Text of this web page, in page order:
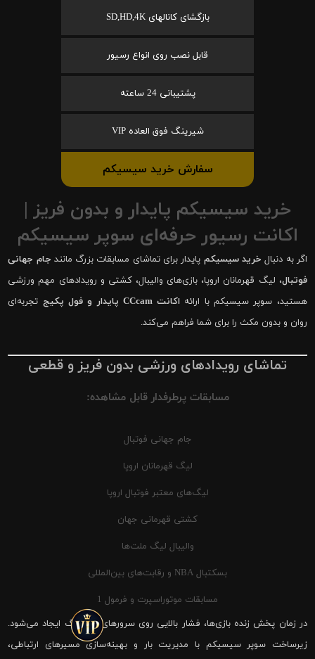
بازگشای کانالهای SD,HD,4K
قابل نصب روی انواع رسیور
پشتیبانی 24 ساعته
شیرینگ فوق العاده VIP
سفارش خرید سیسیکم
خرید سیسیکم پایدار و بدون فریز |
اکانت رسیور حرفه‌ای سوپر سیسیکم
اگر به دنبال خرید سیسیکم پایدار برای تماشای مسابقات بزرگ مانند جام جهانی
فوتبال، لیگ قهرمانان اروپا، بازی‌های والیبال، کشتی و رویدادهای مهم ورزشی
هستید، سوپر سیسیکم با ارائه اکانت CCcam پایدار و فول پکیج
تجربه‌ای
روان و بدون مکث را برای شما فراهم می‌کند.
تماشای رویدادهای ورزشی بدون فریز و قطعی
مسابقات پرطرفدار قابل مشاهده:
جام جهانی فوتبال
لیگ قهرمانان اروپا
لیگ‌های معتبر فوتبال اروپا
کشتی قهرمانی جهان
والیبال لیگ ملت‌ها
بسکتبال NBA و رقابت‌های بین‌المللی
مسابقات موتوراسپرت و فرمول 1
در زمان پخش زنده بازی‌ها، فشار بالایی روی سرورهای شیرینگ ایجاد می‌شود.
زیرساخت سوپر سیسیکم با مدیریت بار و بهینه‌سازی مسیرهای ارتباطی،